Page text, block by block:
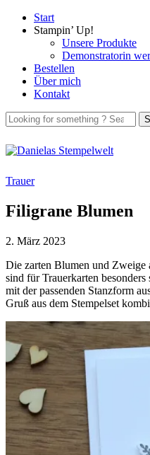
Start
Stampin’ Up!
Unsere Produkte
Demonstratorin
Bestellen
Über mich
Kontakt
Trauer
Filigrane Blumen
2. März 2023
Die zarten Blumen und Zweige
sind für Trauerkarten
mit der passenden Stanzform
Gruß aus dem Stempelset